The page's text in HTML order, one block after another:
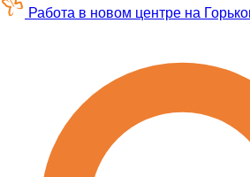
Работа в новом центре на